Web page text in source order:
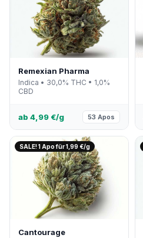
Remexian Pharma
Indica • 30,0% THC • 1,0%
CBD
ab 4,99 €/g 53 Apos
SALE! 1 Apo für 1,99 €/g
Cantourage